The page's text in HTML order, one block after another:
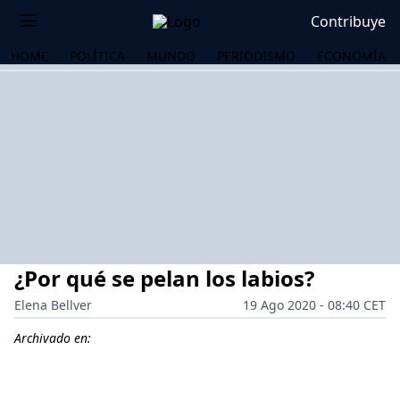
Contribuye
HOME POLÍTICA MUNDO PERIODISMO ECONOMÍA
¿Por qué se pelan los labios?
Elena Bellver
19 Ago 2020 - 08:40 CET
Archivado en: